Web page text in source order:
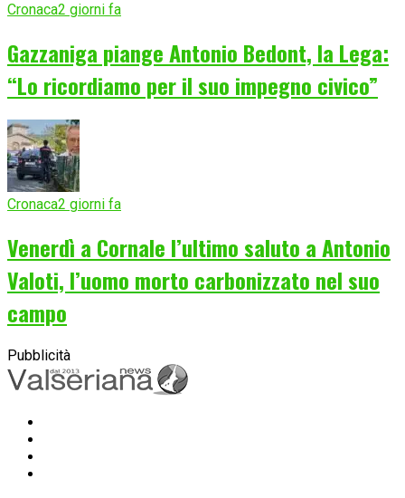
Cronaca2 giorni fa
Gazzaniga piange Antonio Bedont, la Lega:
“Lo ricordiamo per il suo impegno civico”
Cronaca2 giorni fa
Venerdì a Cornale l’ultimo saluto a Antonio
Valoti, l’uomo morto carbonizzato nel suo
campo
Pubblicità